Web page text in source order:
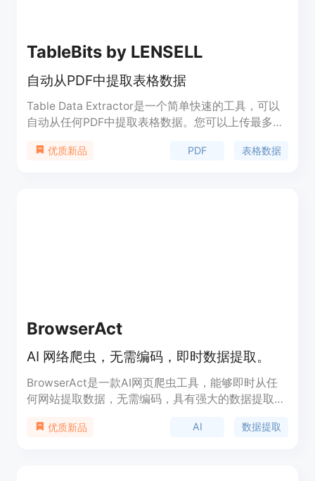
TableBits by LENSELL
自动从PDF中提取表格数据
Table Data Extractor是一个简单快速的工具，可以
自动从任何PDF中提取表格数据。您可以上传最多
60秒/文件。价格根据处理的文件数量而定，越多越
优质新品 PDF 表格数据
BrowserAct
AI 网络爬虫，无需编码，即时数据提取。
BrowserAct是一款AI网页爬虫工具，能够即时从任
何网站提取数据，无需编码，具有强大的数据提取能
持实时和持久数据访问，同时具有全球住宅IP网络等
优质新品 AI 数据提取